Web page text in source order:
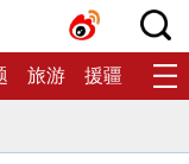
旅游 援疆 生态